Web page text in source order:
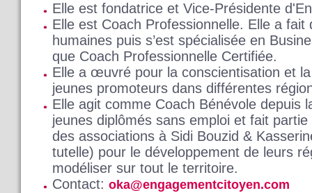
Elle est fondatrice et Vice-Présidente
Elle est Coach Professionnelle. Elle a
humaines puis s’est spécialisée en
que Coach Professionnelle Certifiée.
Elle a œuvré pour la conscientisation et
jeunes promoteurs dans différentes
Elle agit comme Coach Bénévole depuis
jeunes diplômés sans emploi et fait
des associations à Sidi Bouzid &
tutelle) pour le développement de leurs
modéliser sur tout le territoire.
Contact: oka@engagementcitoyen.com